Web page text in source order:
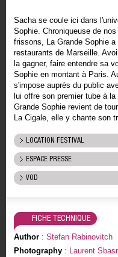
Sacha se coule ici dans
Sophie. Chroniqueuse de
frissons, La Grande Sophie
restaurants de Marseille.
la gagner, faire entendre sa
Sophie en montant à Paris.
s'impose auprès du public
lui offre son premier tube à
Grande Sophie revient de
La Cigale, elle y chante son
LOCATION FESTIVAL
ESPACE PRESSE
VOD
FICHE TECHNIQUE
Author: Stefan Rabinovitch
Photography: Laurent